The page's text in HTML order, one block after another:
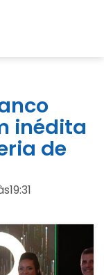
inédita
de
19:31